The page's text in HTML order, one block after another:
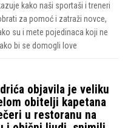
kako naši sportaši i treneri
za pomoć i zatraži novce,
su i mete pojedinaca koji ne
bi se domogli love
objavila je veliku
obitelji kapetana
u restoranu na